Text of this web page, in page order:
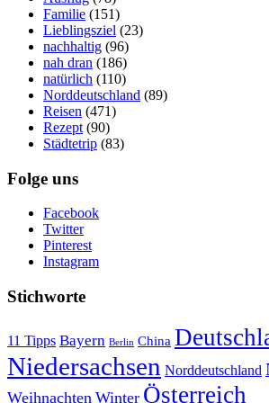
Familie (151)
Lieblingsziel (23)
nachhaltig (96)
nah dran (186)
natürlich (110)
Norddeutschland (89)
Reisen (471)
Rezept (90)
Städtetrip (83)
Folge uns
Facebook
Twitter
Pinterest
Instagram
Stichworte
11 Tipps Bayern Berlin China
Niedersachsen Norddeutschland
Weihnachten Winter Österreich